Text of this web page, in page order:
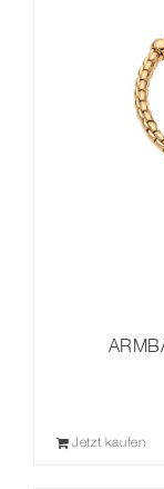
Jetzt kaufen